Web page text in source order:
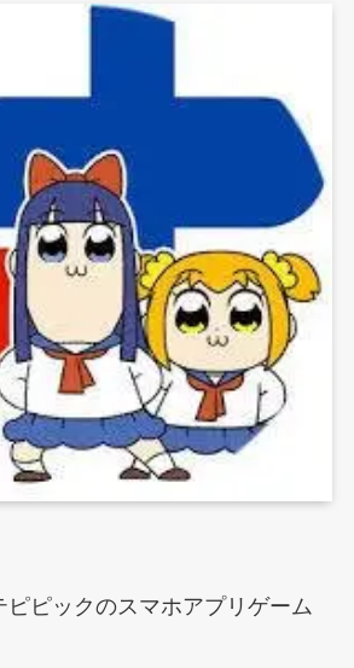
ピピックのスマホアプリゲーム